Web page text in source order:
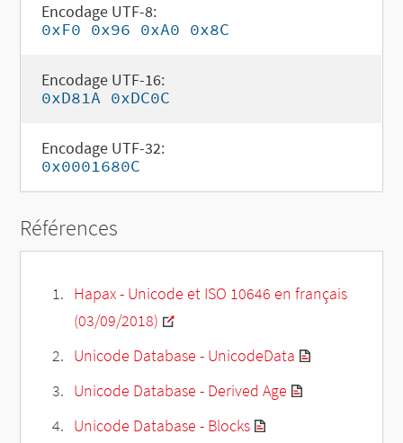
Encodage UTF-8:
0xF0 0x96 0xA0 0x8C
Encodage UTF-16:
0xD81A 0xDC0C
Encodage UTF-32:
0x0001680C
Références
Hapax - Unicode et ISO 10646 en français
(03/09/2018)
Unicode Database - UnicodeData
Unicode Database - Derived Age
Unicode Database - Blocks